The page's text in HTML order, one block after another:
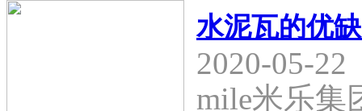
水泥瓦的优
2020-05-22
mile米乐集